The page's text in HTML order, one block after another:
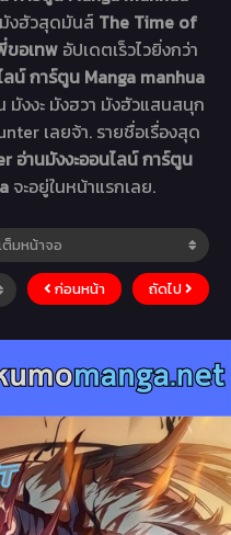
มังฮัวสุดมันส์ The Time of
ขอเทพ อัปเดตเร็วไวยิ่งกว่า
น์ การ์ตูน Manga manhua
มังงะ มังฮวา มังฮัวแสนสนุก
เลยจ้า. รายชื่อเรื่องสุด
อ่านมังงะออนไลน์ การ์ตูน
จะอยู่ในหน้าแรกเลย.
ก่อนหน้า ถัดไป